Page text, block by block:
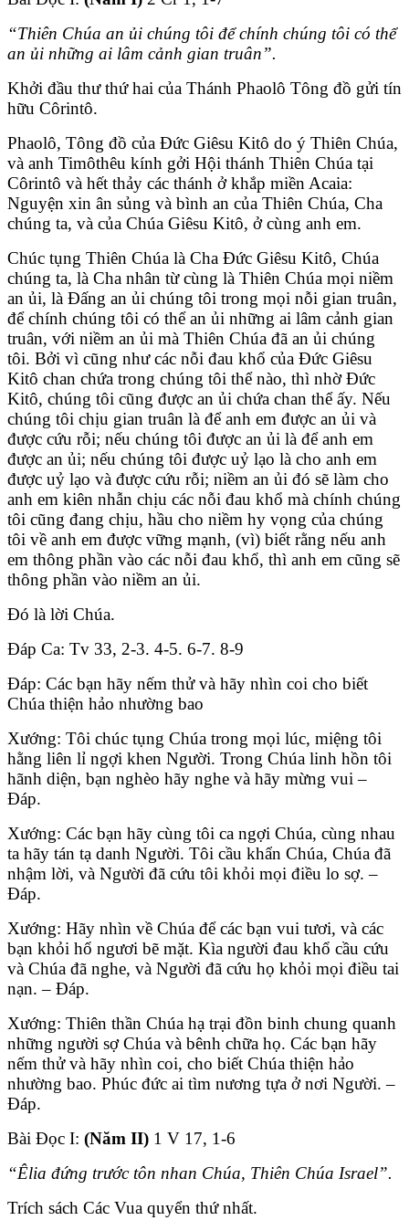
“Thiên Chúa an ủi chúng tôi để chính chúng tôi có thể
an ủi những ai lâm cảnh gian truân”.
Khởi đầu thư thứ hai của Thánh Phaolô Tông đồ gửi tín
hữu Côrintô.
Phaolô, Tông đồ của Ðức Giêsu Kitô do ý Thiên Chúa,
và anh Timôthêu kính gởi Hội thánh Thiên Chúa tại
Côrintô và hết thảy các thánh ở khắp miền Acaia:
Nguyện xin ân sủng và bình an của Thiên Chúa, Cha
chúng ta, và của Chúa Giêsu Kitô, ở cùng anh em.
Chúc tụng Thiên Chúa là Cha Ðức Giêsu Kitô, Chúa
chúng ta, là Cha nhân từ cùng là Thiên Chúa mọi niềm
an ủi, là Ðấng an ủi chúng tôi trong mọi nỗi gian truân,
để chính chúng tôi có thể an ủi những ai lâm cảnh gian
truân, với niềm an ủi mà Thiên Chúa đã an ủi chúng
tôi. Bởi vì cũng như các nỗi đau khổ của Ðức Giêsu
Kitô chan chứa trong chúng tôi thể nào, thì nhờ Ðức
Kitô, chúng tôi cũng được an ủi chứa chan thể ấy. Nếu
chúng tôi chịu gian truân là để anh em được an ủi và
được cứu rỗi; nếu chúng tôi được an ủi là để anh em
được an ủi; nếu chúng tôi được uỷ lạo là cho anh em
được uỷ lạo và được cứu rỗi; niềm an ủi đó sẽ làm cho
anh em kiên nhẫn chịu các nỗi đau khổ mà chính chúng
tôi cũng đang chịu, hầu cho niềm hy vọng của chúng
tôi về anh em được vững mạnh, (vì) biết rằng nếu anh
em thông phần vào các nỗi đau khổ, thì anh em cũng sẽ
thông phần vào niềm an ủi.
Ðó là lời Chúa.
Ðáp Ca: Tv 33, 2-3. 4-5. 6-7. 8-9
Ðáp: Các bạn hãy nếm thử và hãy nhìn coi cho biết
Chúa thiện hảo nhường bao
Xướng: Tôi chúc tụng Chúa trong mọi lúc, miệng tôi
hằng liên lỉ ngợi khen Người. Trong Chúa linh hồn tôi
hãnh diện, bạn nghèo hãy nghe và hãy mừng vui –
Ðáp.
Xướng: Các bạn hãy cùng tôi ca ngợi Chúa, cùng nhau
ta hãy tán tạ danh Người. Tôi cầu khẩn Chúa, Chúa đã
nhậm lời, và Người đã cứu tôi khỏi mọi điều lo sợ. –
Ðáp.
Xướng: Hãy nhìn về Chúa để các bạn vui tươi, và các
bạn khỏi hổ ngươi bẽ mặt. Kìa người đau khổ cầu cứu
và Chúa đã nghe, và Người đã cứu họ khỏi mọi điều tai
nạn. – Ðáp.
Xướng: Thiên thần Chúa hạ trại đồn binh chung quanh
những người sợ Chúa và bênh chữa họ. Các bạn hãy
nếm thử và hãy nhìn coi, cho biết Chúa thiện hảo
nhường bao. Phúc đức ai tìm nương tựa ở nơi Người. –
Ðáp.
Bài Ðọc I: (Năm II) 1 V 17, 1-6
“Êlia đứng trước tôn nhan Chúa, Thiên Chúa Israel”.
Trích sách Các Vua quyển thứ nhất.